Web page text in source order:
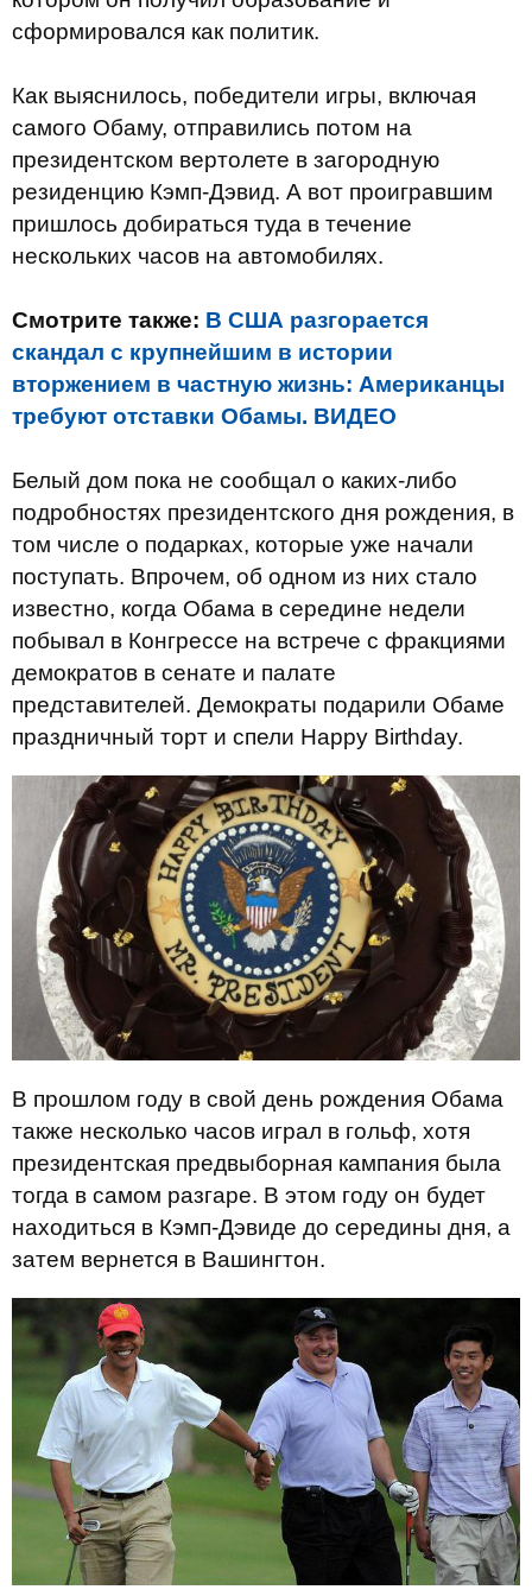
сформировался как политик.
Как выяснилось, победители игры, включая
самого Обаму, отправились потом на
президентском вертолете в загородную
резиденцию Кэмп-Дэвид. А вот проигравшим
пришлось добираться туда в течение
нескольких часов на автомобилях.
Смотрите также: В США разгорается
скандал с крупнейшим в истории
вторжением в частную жизнь: Американцы
требуют отставки Обамы. ВИДЕО
Белый дом пока не сообщал о каких-либо
подробностях президентского дня рождения, в
том числе о подарках, которые уже начали
поступать. Впрочем, об одном из них стало
известно, когда Обама в середине недели
побывал в Конгрессе на встрече с фракциями
демократов в сенате и палате
представителей. Демократы подарили Обаме
праздничный торт и спели Happy Birthday.
В прошлом году в свой день рождения Обама
также несколько часов играл в гольф, хотя
президентская предвыборная кампания была
тогда в самом разгаре. В этом году он будет
находиться в Кэмп-Дэвиде до середины дня, а
затем вернется в Вашингтон.